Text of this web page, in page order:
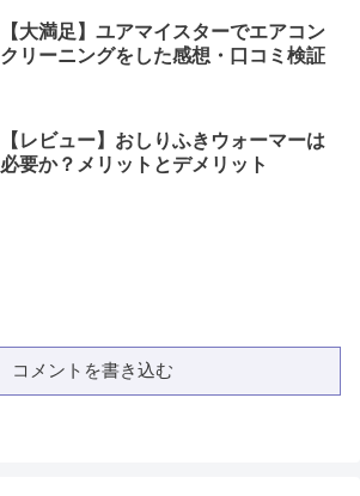
【大満足】ユアマイスターでエアコン
クリーニングをした感想・口コミ検証
【レビュー】おしりふきウォーマーは
必要か？メリットとデメリット
コメントを書き込む